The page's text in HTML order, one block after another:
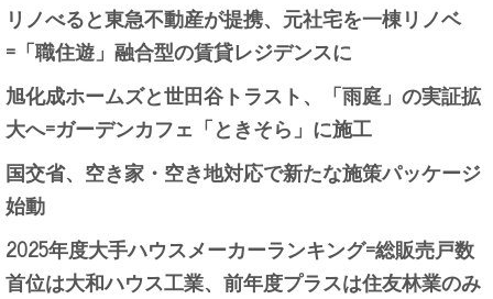
リノべると東急不動産が提携、元社宅を一棟リノベ
=「職住遊」融合型の賃貸レジデンスに
旭化成ホームズと世田谷トラスト、「雨庭」の実証拡
大へ=ガーデンカフェ「ときそら」に施工
国交省、空き家・空き地対応で新たな施策パッケージ
始動
2025年度大手ハウスメーカーランキング=総販売戸数
首位は大和ハウス工業、前年度プラスは住友林業のみ